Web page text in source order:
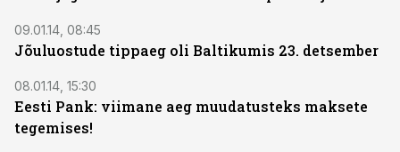
09.01.14, 08:45
Jõuluostude tippaeg oli Baltikumis 23. detsember
08.01.14, 15:30
Eesti Pank: viimane aeg muudatusteks maksete
tegemises!